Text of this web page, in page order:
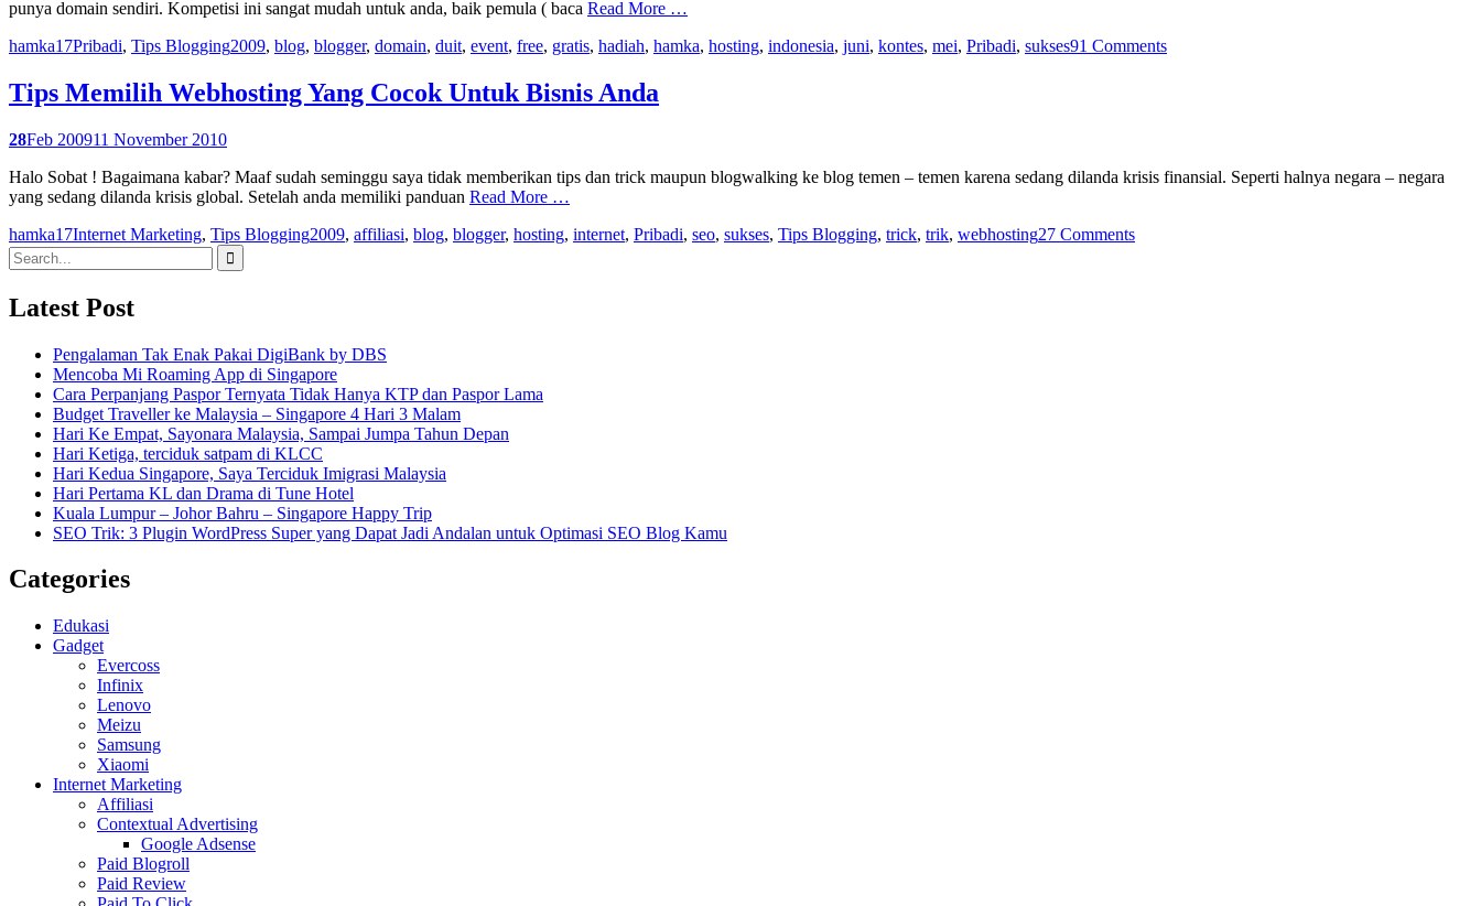
punya domain sendiri. Kompetisi ini sangat mudah untuk anda, baik pemula ( baca Read More …
hamka17Pribadi, Tips Blogging2009, blog, blogger, domain, duit, event, free, gratis, hadiah, hamka, hosting, indonesia, juni, kontes, mei, Pribadi, sukses91 Comments
Tips Memilih Webhosting Yang Cocok Untuk Bisnis Anda
28Feb 200911 November 2010
Halo Sobat ! Bagaimana kabar? Maaf sudah seminggu saya tidak memberikan tips dan trick maupun blogwalking ke blog temen – temen karena sedang dilanda krisis finansial. Seperti halnya negara – negara
yang sedang dilanda krisis global. Setelah anda memiliki panduan Read More …
hamka17Internet Marketing, Tips Blogging2009, affiliasi, blog, blogger, hosting, internet, Pribadi, seo, sukses, Tips Blogging, trick, trik, webhosting27 Comments
Search
for:
Latest Post
Pengalaman Tak Enak Pakai DigiBank by DBS
Mencoba Mi Roaming App di Singapore
Cara Perpanjang Paspor Ternyata Tidak Hanya KTP dan Paspor Lama
Budget Traveller ke Malaysia – Singapore 4 Hari 3 Malam
Hari Ke Empat, Sayonara Malaysia, Sampai Jumpa Tahun Depan
Hari Ketiga, terciduk satpam di KLCC
Hari Kedua Singapore, Saya Terciduk Imigrasi Malaysia
Hari Pertama KL dan Drama di Tune Hotel
Kuala Lumpur – Johor Bahru – Singapore Happy Trip
SEO Trik: 3 Plugin WordPress Super yang Dapat Jadi Andalan untuk Optimasi SEO Blog Kamu
Categories
Edukasi
Gadget
Evercoss
Infinix
Lenovo
Meizu
Samsung
Xiaomi
Internet Marketing
Affiliasi
Contextual Advertising
Google Adsense
Paid Blogroll
Paid Review